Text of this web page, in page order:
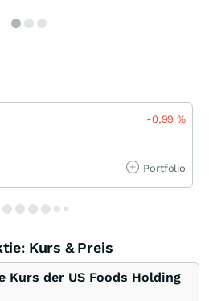
-0,99%
Portfolio
Kurs & Preis
Kurs der US Foods Holding